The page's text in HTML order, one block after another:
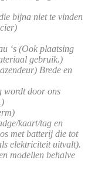
bijna niet te vinden
‘s (Ook plaatsing
gebruik.)
Brede en
wordt door ons
kaart/tag en
met batterij die tot
elektriciteit uitvalt).
modellen behalve